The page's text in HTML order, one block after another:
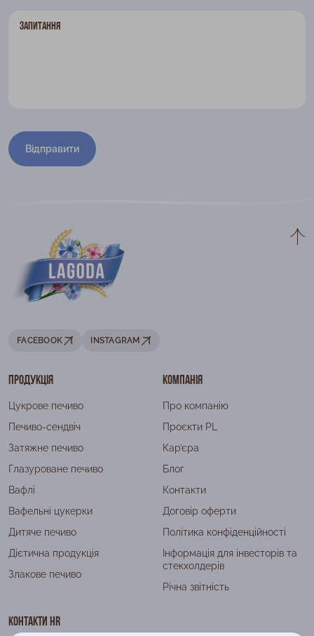
Запитання
Відправити
FACEBOOK INSTAGRAM
Продукція
Цукрове печиво
Печиво-сендвіч
Затяжне печиво
Глазуроване печиво
Вафлі
Вафельні цукерки
Дитяче печиво
Дієтична продукція
Злакове печиво
Компанія
Про компанію
Проєкти PL
Кар’єра
Блог
Контакти
Договір оферти
Політика конфіденційності
Інформація для інвесторів та
стекхолдерів
Річна звітність
Контакти HR